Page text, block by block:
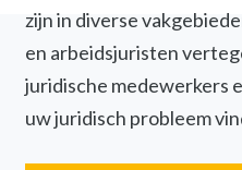
zijn in diverse
en arbeidsjuristen
juridische medewerkers
uw juridisch probleem